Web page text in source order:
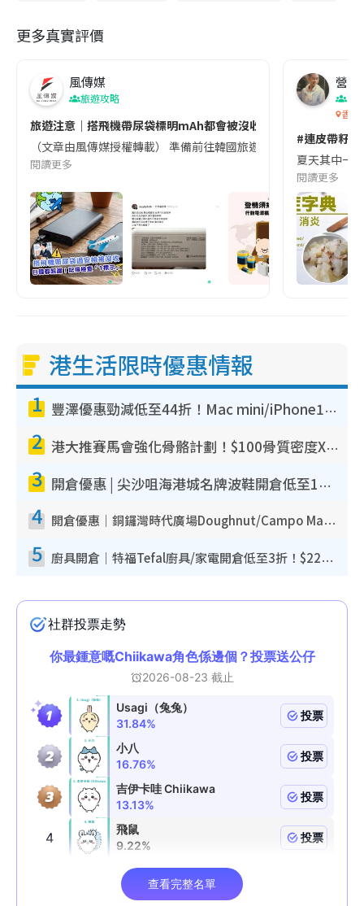
更多真實評價
風傳媒
旅遊攻略
旅遊注意｜搭飛機帶尿袋標明mAh都會被沒收😱出發前切記檢查
（文章由風傳媒授權轉載） 準備前往韓國旅遊的民眾，近期要
閱讀更多
營養
香港
#連皮帶籽
夏天其中一
閱讀更多
港生活限時優惠情報
1 豐澤優惠勁減低至44折！Mac mini/iPhone17Pro大減價！廚房家電$220起
2 港大推賽馬會強化骨骼計劃！$100骨質密度X光檢查 完成免費運動訓練送超市禮券！附參加資格
3 開倉優惠 | 尖沙咀海港城名牌波鞋開倉低至1折！On鞋$899起／Joy&Peace鞋履$98起
4 開倉優惠｜銅鑼灣時代廣場Doughnut/Campo Marzio開倉低至1折！背囊、書包、手袋劈價$200起
5 廚具開倉｜特福Tefal廚具/家電開倉低至3折！$220起買平底鍋/炒鑊/湯煲！電飯煲/吸塵機/燙斗$418起